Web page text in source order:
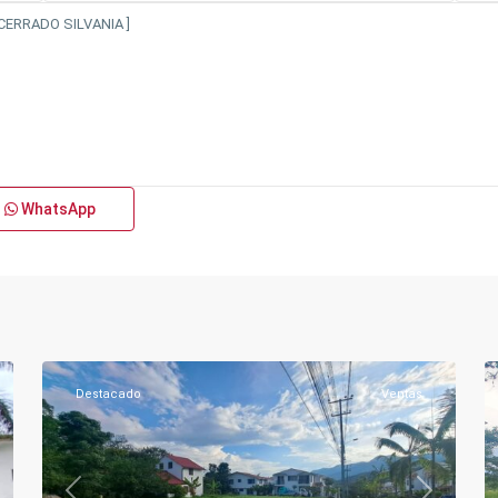
WhatsApp
Destacado Ventas